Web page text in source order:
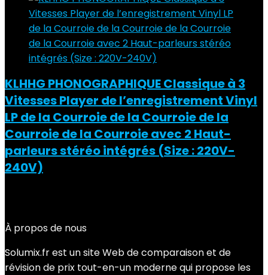
KLHHG PHONOGRAPHIQUE Classique à 3
Vitesses Player de l’enregistrement Vinyl
LP de la Courroie de la Courroie de la
Courroie de la Courroie avec 2 Haut-
parleurs stéréo intégrés (Size : 220V-
240V)
À propos de nous
Solumix.fr est un site Web de comparaison et de
révision de prix tout-en-un moderne qui propose les